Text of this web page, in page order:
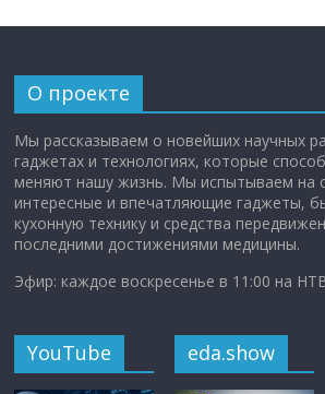
О проекте
Мы рассказываем о новейших научных
гаджетах и технологиях, которые
меняют нашу жизнь. Мы испытываем на
интересные и впечатляющие гаджеты,
кухонную технику и средства
последними достижениями медицины.
Эфир: каждое воскресенье в 11:00 на
YouTube eda.show